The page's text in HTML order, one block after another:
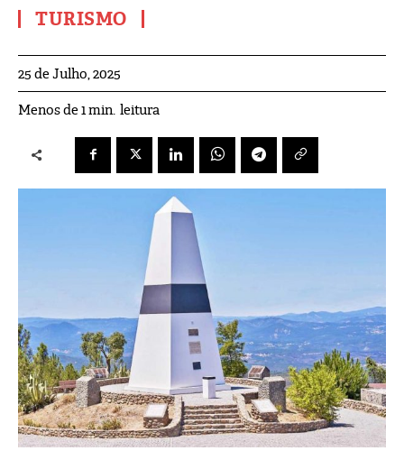
TURISMO
25 de Julho, 2025
Menos de 1min. leitura